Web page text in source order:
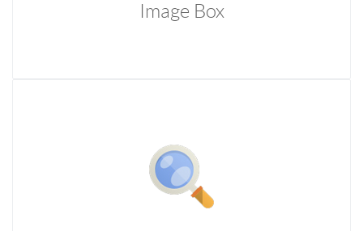
Image Box
Temporibus autem quibusdam et aut officiis debitis aut
rerum necessitatibus saepe eveniet ut et voluptates
repudiandae sint et molestiae.